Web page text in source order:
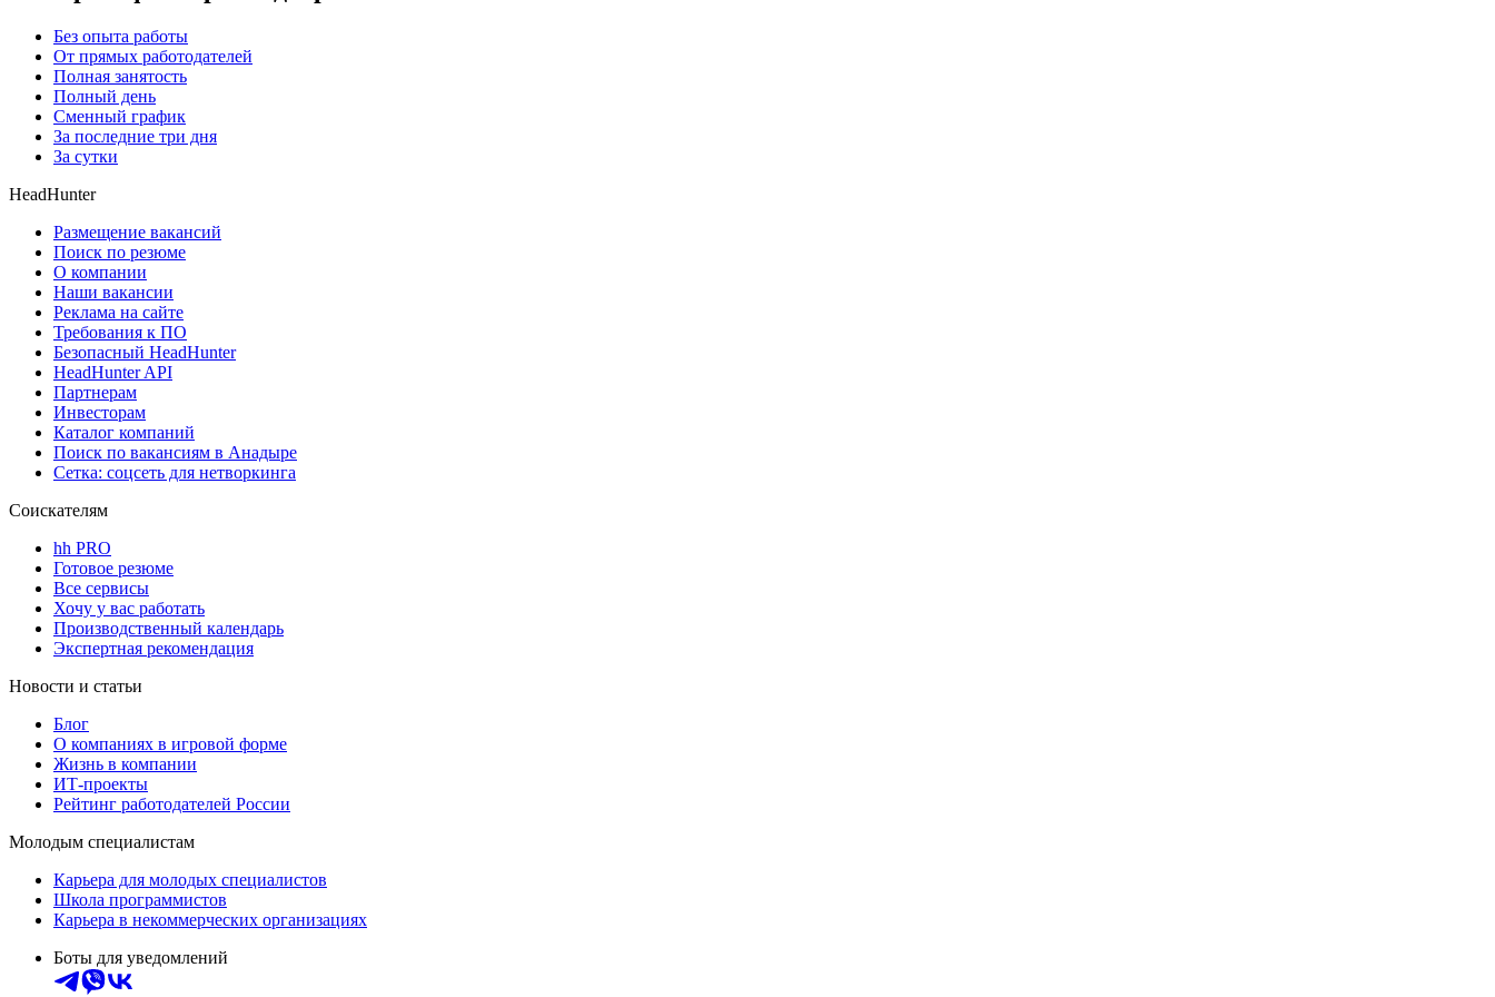
Без опыта работы
От прямых работодателей
Полная занятость
Полный день
Сменный график
За последние три дня
За сутки
HeadHunter
Размещение вакансий
Поиск по резюме
О компании
Наши вакансии
Реклама на сайте
Требования к ПО
Безопасный HeadHunter
HeadHunter API
Партнерам
Инвесторам
Каталог компаний
Поиск по вакансиям в Анадыре
Сетка: соцсеть для нетворкинга
Соискателям
hh PRO
Готовое резюме
Все сервисы
Хочу у вас работать
Производственный календарь
Экспертная рекомендация
Новости и статьи
Блог
О компаниях в игровой форме
Жизнь в компании
ИТ-проекты
Рейтинг работодателей России
Молодым специалистам
Карьера для молодых специалистов
Школа программистов
Карьера в некоммерческих организациях
Боты для уведомлений